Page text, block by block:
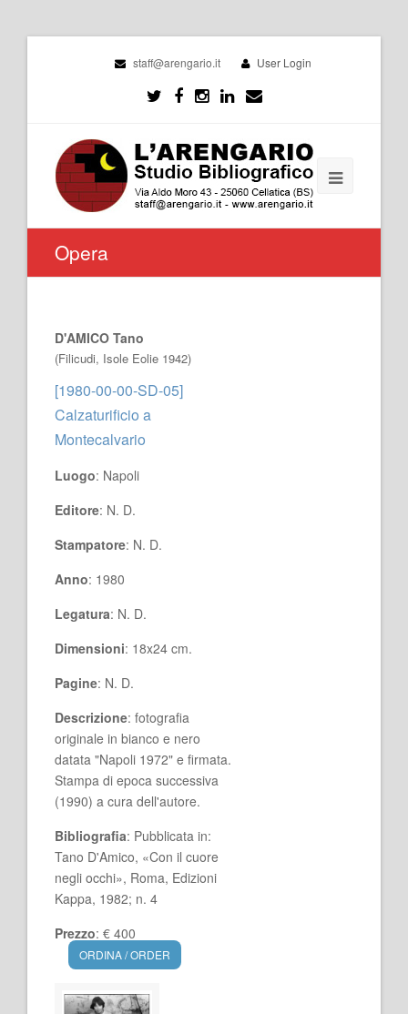
staff@arengario.it User Login
Opera
D'AMICO Tano
(Filicudi, Isole Eolie 1942)
[1980-00-00-SD-05]
Calzaturificio a
Montecalvario
Luogo: Napoli
Editore: N. D.
Stampatore: N. D.
Anno: 1980
Legatura: N. D.
Dimensioni: 18x24 cm.
Pagine: N. D.
Descrizione: fotografia
originale in bianco e nero
datata "Napoli 1972" e firmata.
Stampa di epoca successiva
(1990) a cura dell'autore.
Bibliografia: Pubblicata in:
Tano D'Amico, «Con il cuore
negli occhi», Roma, Edizioni
Kappa, 1982; n. 4
Prezzo: € 400
ORDINA / ORDER